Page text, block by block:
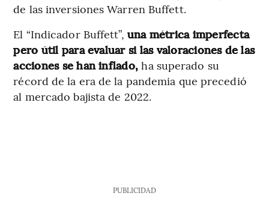
de las inversiones Warren Buffett.
El “Indicador Buffett”, una métrica imperfecta
pero útil para evaluar si las valoraciones de las
acciones se han inflado,ha superado su
récord de la era de la pandemia que precedió
al mercado bajista de 2022.
PUBLICIDAD